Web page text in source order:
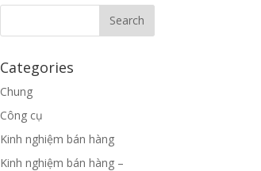
Categories
Chung
Công cụ
Kinh nghiệm bán hàng
Kinh nghiệm bán hàng –